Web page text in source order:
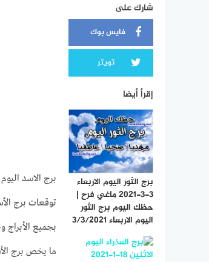
برج الاسد اليوم الثلاثاء 2-3-2021 ماغي فرح | حظك اليوم
شارك على
فايس بوك
تويتر
إقرأ أيضا
برج الثور اليوم الاربعاء
3-3-2021 ماغي فرح |
حظك اليوم برج الثور
اليوم الاربعاء 3/3/2021